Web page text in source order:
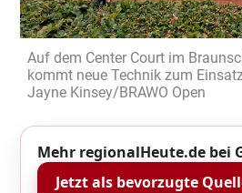
Auf dem Center Court im
kommt neue Technik zum
Jayne Kinsey/BRAWO Open
Mehr regionalHeute.de bei
Jetzt als bevorzugte